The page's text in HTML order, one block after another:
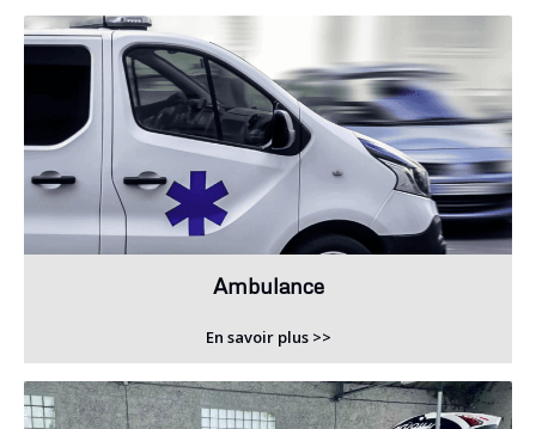
Ambulance
En savoir plus >>